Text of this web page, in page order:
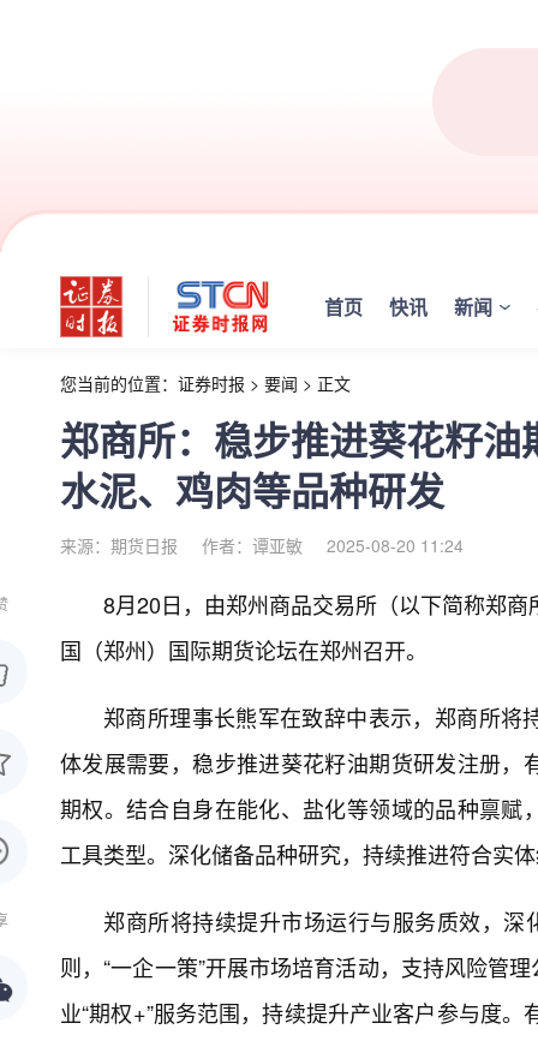
首页 快讯 新闻
您当前的位置： 证券时报 > 要闻 > 正文
郑商所：稳步推进葵花籽
水泥、鸡肉等品种研发
来源：期货日报 作者：谭亚敏 2025-08-20 11:24
8月20日，由郑州商品交易所（以下简称郑
国（郑州）国际期货论坛在郑州召开。
郑商所理事长熊军在致辞中表示，郑商所
体发展需要，稳步推进葵花籽油期货研发注册
期权。结合自身在能化、盐化等领域的品种禀
工具类型。深化储备品种研究，持续推进符合实
郑商所将持续提升市场运行与服务质效，深
则，“一企一策”开展市场培育活动，支持风险管
业“期权+”服务范围，持续提升产业客户参与度。